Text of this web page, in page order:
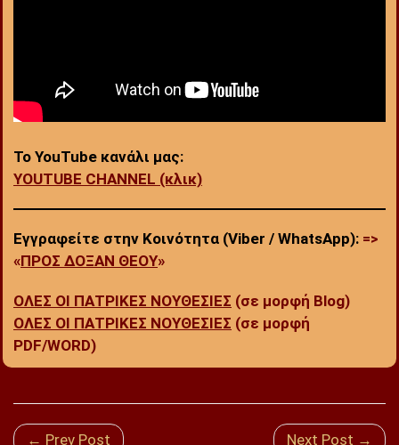
Το YouTube κανάλι μας:
YOUTUBE CHANNEL (κλικ)
Εγγραφείτε στην Κοινότητα (Viber / WhatsApp): =>
«ΠΡΟΣ ΔΟΞΑΝ ΘΕΟΥ»
ΟΛΕΣ ΟΙ ΠΑΤΡΙΚΕΣ ΝΟΥΘΕΣΙΕΣ (σε μορφή Blog)
ΟΛΕΣ ΟΙ ΠΑΤΡΙΚΕΣ ΝΟΥΘΕΣΙΕΣ (σε μορφή
PDF/WORD)
← Prev Post Next Post →